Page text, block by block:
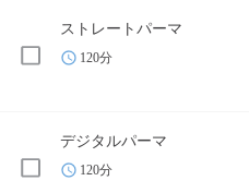
ストレートパーマ
120分
デジタルパーマ
120分